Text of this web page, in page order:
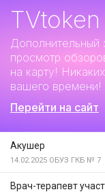
TVtoken
Дополнительный
просмотр
на карту!
вашего времени!
Перейти на сайт
Акушер
14.02.2025 ОБУЗ ГКБ № 7
Врач-терапевт